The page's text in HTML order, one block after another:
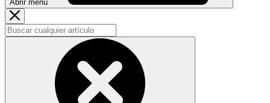
Abrir menú